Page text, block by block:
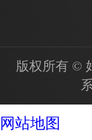
版权所有 ©
网站地图